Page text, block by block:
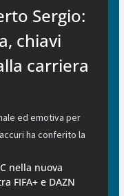
Sergio:
chiavi
carriera
ed emotiva per
ha conferito la
nella nuova
FIFA+ e DAZN